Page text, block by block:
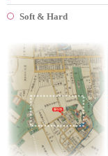
Soft & Hard